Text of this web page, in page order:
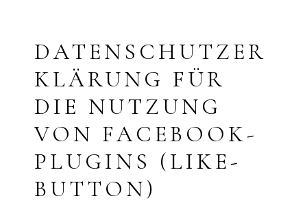
DATENSCHUTZER
KLÄRUNG FÜR
DIE NUTZUNG
VON FACEBOOK-
PLUGINS (LIKE-
BUTTON)